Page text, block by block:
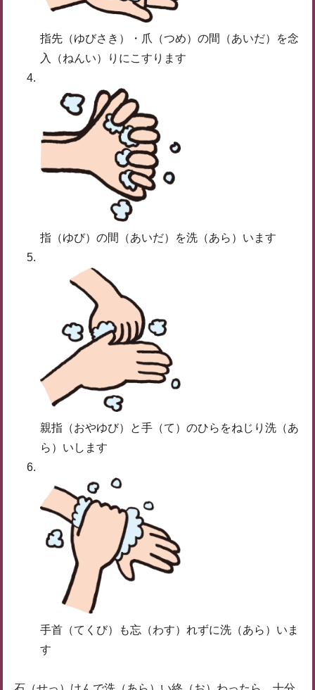
指先（ゆびさき）・爪（つめ）の間（あいだ）を念
入（ねんい）りにこすります
指（ゆび）の間（あいだ）を洗（あら）います
親指（おやゆび）と手（て）のひらをねじり洗（あ
ら）いします
手首（てくび）も忘（わす）れずに洗（あら）いま
す